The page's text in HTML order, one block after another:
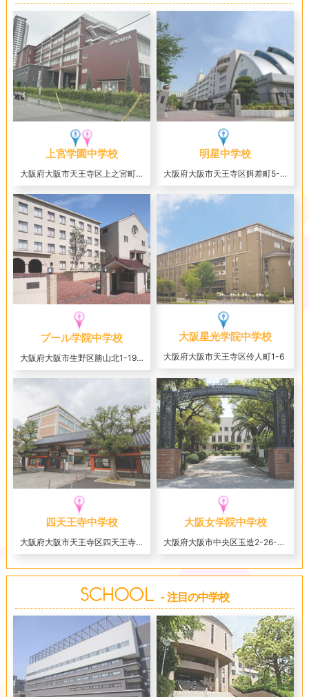
上宮学園中学校
大阪府大阪市天王寺区上之宮町3-16
明星中学校
大阪府大阪市天王寺区餌差町5-44
プール学院中学校
大阪府大阪市生野区勝山北1-19-31
大阪星光学院中学校
大阪府大阪市天王寺区伶人町1-6
四天王寺中学校
大阪府大阪市天王寺区四天王寺1-11-73
大阪女学院中学校
大阪府大阪市中央区玉造2-26-54
- 注目の中学校